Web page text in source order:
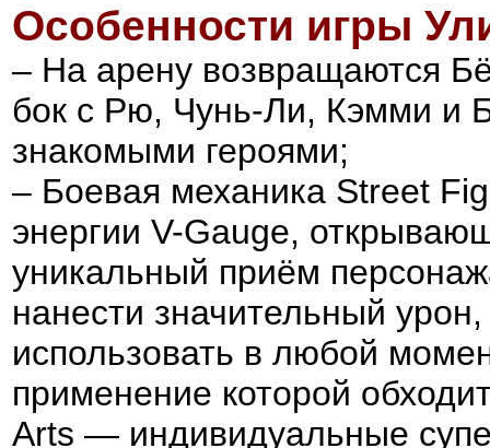
Особенности игры
– На арену возвращаются
бок с Рю, Чунь-Ли, Кэмми и
знакомыми героями;
– Боевая механика Street
энергии V-Gauge,
уникальный приём
нанести значительный
использовать в любой
применение которой
Arts — индивидуальные